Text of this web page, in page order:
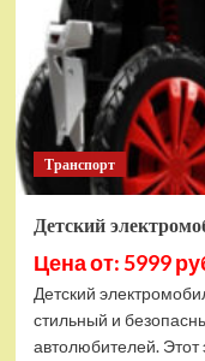
Транспорт
Детский
Цена от: 5999
Детский
стильный и
автолюбителей.